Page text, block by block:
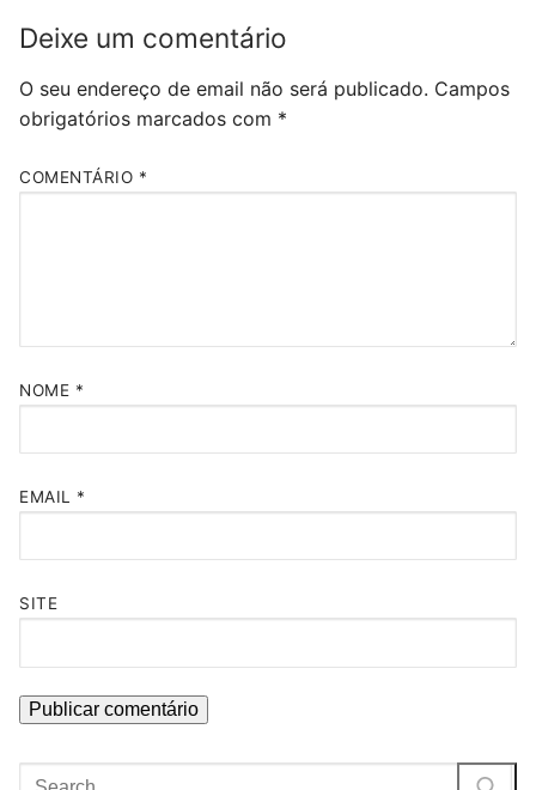
Deixe um comentário
O seu endereço de email não será publicado. Campos
obrigatórios marcados com *
COMENTÁRIO *
NOME *
EMAIL *
SITE
Pesquisar